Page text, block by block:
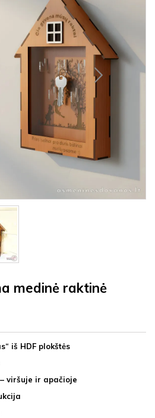
medinė raktinė
iš HDF plokštės
viršuje ir apačioje